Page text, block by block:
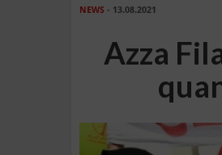
NEWS - 13.08.2021
Azza